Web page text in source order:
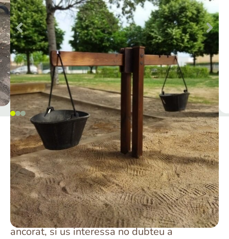
Més informació sobre BALANÇA
DE CABASSOS
La fusta està tractada per l’exterior i els
cabassos són de goma.
El preu no inclou el muntatge, ja que
dependrà del tipus de terra a on vagi
ancorat, si us interessa no dubteu a